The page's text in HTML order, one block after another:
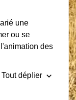
une
ou se
des
Tout déplier keyboard_arrow_down